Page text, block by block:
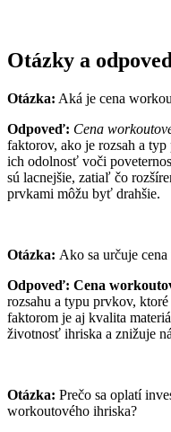
Otázky a
Otázka: Aká je cena
Odpoveď: Cena
faktorov, ako je rozsah a
ich odolnosť voči
sú lacnejšie, zatiaľ čo
prvkami môžu byť drahšie.
Otázka: Ako sa určuje
Odpoveď: Cena
rozsahu a typu prvkov,
faktorom je aj kvalita
životnosť ihriska a znižuje
Otázka: Prečo sa oplatí
workoutového ihriska?